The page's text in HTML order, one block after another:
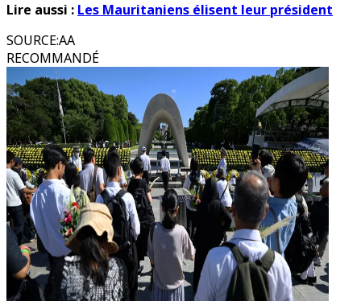
Lire aussi : Les Mauritaniens élisent leur président
SOURCE:AA
RECOMMANDÉ